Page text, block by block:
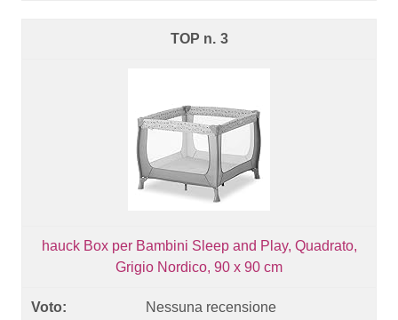
3
hauck Box per Bambini Sleep and Play, Quadrato,
Grigio Nordico, 90 x 90 cm
Nessuna recensione